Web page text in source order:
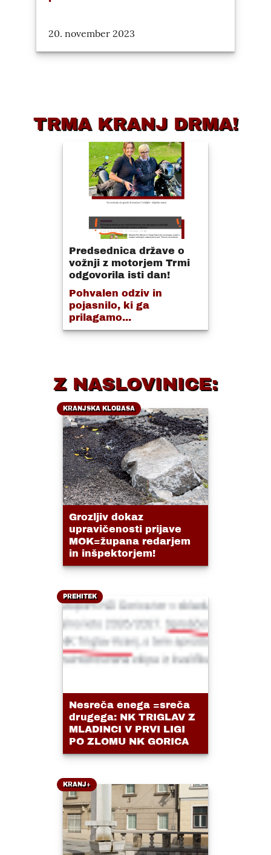
20. november 2023
TRMA KRANJ DRMA!
Predsednica države o
vožnji z motorjem Trmi
odgovorila isti dan!
Pohvalen odziv in
pojasnilo, ki ga
prilagamo...
Z NASLOVINICE:
KRANJSKA KLOBASA
Grozljiv dokaz
upravičenosti prijave
MOK=župana redarjem
in inšpektorjem!
PREHITEK
Nesreča enega =sreča
drugega: NK TRIGLAV Z
MLADINCI V PRVI LIGI
PO ZLOMU NK GORICA
KRANJ+